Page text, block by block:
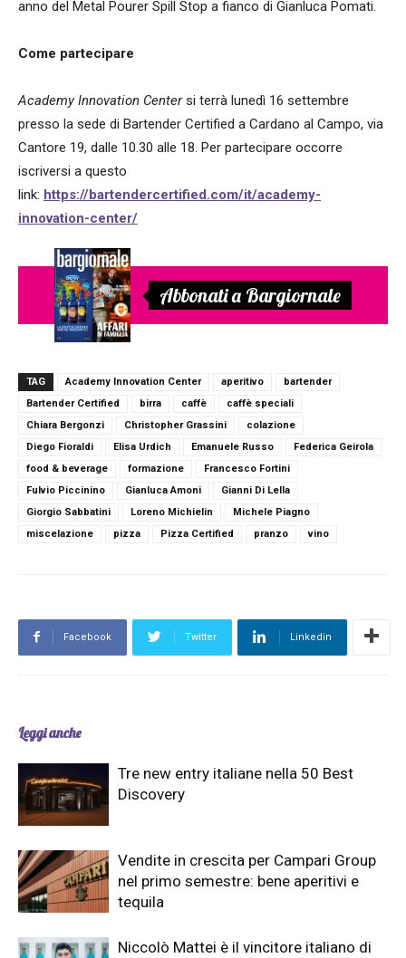
anno del Metal Pourer Spill Stop a fianco di Gianluca Pomati.
Come partecipare
Academy Innovation Centersi terrà lunedì 16 settembre
presso la sede di Bartender Certified a Cardano al Campo, via
Cantore 19, dalle 10.30 alle 18. Per partecipare occorre
iscriversi a questo
link: https://bartendercertified.com/it/academy-
innovation-center/
Abbonati a Bargiornale
TAG Academy Innovation Center aperitivo
bartender
Bartender Certified
birra caffè
caffè speciali
Chiara Bergonzi
Christopher Grassini
colazione
Diego Fioraldi
Elisa Urdich Emanuele Russo
Federica Geirola
food & beverage
formazione
Francesco Fortini
Fulvio Piccinino
Gianluca Amoni
Gianni Di Lella
Giorgio Sabbatini
Loreno Michielin
Michele Piagno
miscelazione
pizza Pizza Certified pranzo vino
Facebook Twitter Linkedin
Leggi anche
Tre new entry italiane nella 50 Best
Discovery
Vendite in crescita per Campari Group
nel primo semestre: bene aperitivi e
tequila
Niccolò Mattei è il vincitore italiano di